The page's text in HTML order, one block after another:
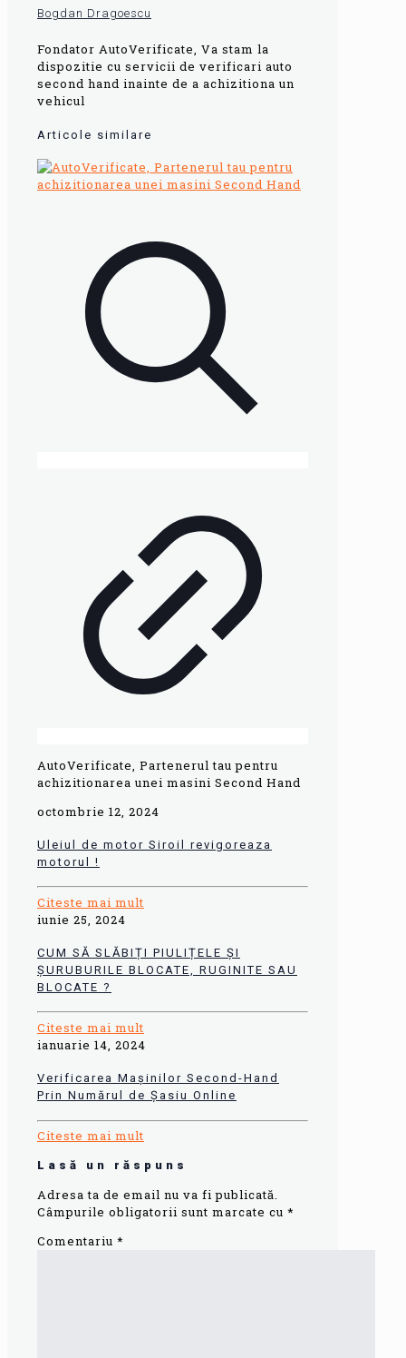
Bogdan Dragoescu
Fondator AutoVerificate, Va stam la
dispozitie cu servicii de verificari auto
second hand inainte de a achizitiona un
vehicul
Articole similare
AutoVerificate, Partenerul tau pentru
achizitionarea unei masini Second Hand
octombrie 12, 2024
Uleiul de motor Siroil revigoreaza
motorul !
Citeste mai mult
iunie 25, 2024
CUM SĂ SLĂBIȚI PIULIȚELE ȘI
ȘURUBURILE BLOCATE, RUGINITE SAU
BLOCATE ?
Citeste mai mult
ianuarie 14, 2024
Verificarea Mașinilor Second-Hand
Prin Numărul de Șasiu Online
Citeste mai mult
Lasă un răspuns
Adresa ta de email nu va fi publicată.
Câmpurile obligatorii sunt marcate cu *
Comentariu *